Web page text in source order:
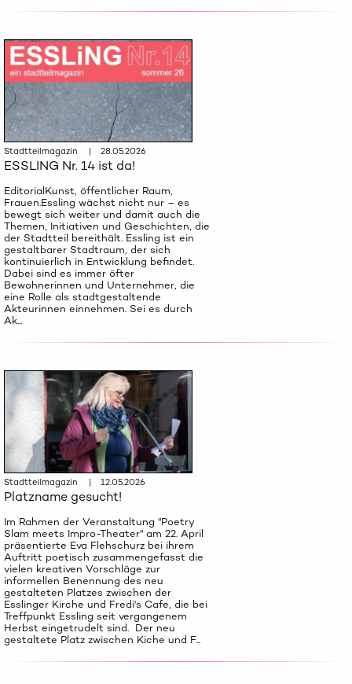
Stadtteilmagazin | 28.05.2026
ESSLING Nr. 14 ist da!
EditorialKunst, öffentlicher Raum,
Frauen.Essling wächst nicht nur – es
bewegt sich weiter und damit auch die
Themen, Initiativen und Geschichten, die
der Stadtteil bereithält. Essling ist ein
gestaltbarer Stadtraum, der sich
kontinuierlich in Entwicklung befindet.
Dabei sind es immer öfter
Bewohnerinnen und Unternehmer, die
eine Rolle als stadtgestaltende
Akteurinnen einnehmen. Sei es durch
Ak...
Stadtteilmagazin | 12.05.2026
Platzname gesucht!
Im Rahmen der Veranstaltung "Poetry
Slam meets Impro-Theater" am 22. April
präsentierte Eva Flehschurz bei ihrem
Auftritt poetisch zusammengefasst die
vielen kreativen Vorschläge zur
informellen Benennung des neu
gestalteten Platzes zwischen der
Esslinger Kirche und Fredi's Cafe, die bei
Treffpunkt Essling seit vergangenem
Herbst eingetrudelt sind. Der neu
gestaltete Platz zwischen Kiche und F...